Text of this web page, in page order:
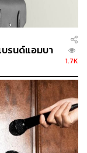
รนด์แอมบา
1.7K